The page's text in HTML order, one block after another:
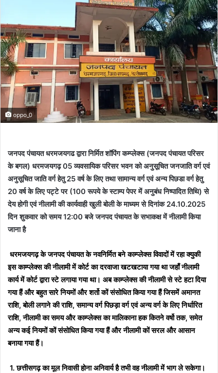
oppo_0
जनपद पंचायत धरमजयगढ द्वारा निर्मित शॉपिंग कम्प्लेक्स (जनपद पंचायत परिसर
के बगल) धरमजयगढ़ 05 व्यवसायिक परिसर भवन को अनुसूचित जनजाति वर्ग एवं
अनुसूचित जाति वर्ग हेतु 25 वर्ष के लिए तथा सामान्य वर्ग एवं अन्य पिछडा वर्ग हेतु
20 वर्ष के लिए पट्टे पर (100 रूपये के स्टाम्प पेपर में अनुबंध निष्पादित तिथि) से
देय होगी एवं नीलामी की कार्यवाही खुली बोली के माध्यम से दिनांक 24.10.2025
दिन शुकवार को समय 12:00 बजे जनपद पंचायत के सभाकक्ष में नीलामी किया
जाना है
धरमजयगढ़ के जनपद पंचायत के नवनिर्मित बने काम्प्लेक्स विवादों में रहा क्युकी
इस काम्प्लेक्स की नीलामी में कोर्ट का दरवाजा खटखटाया गया था जहाँ नीलामी
कार्य में कोर्ट द्वारा स्टे लगाया गया था। अब काम्प्लेक्स की नीलामी से स्टे हटा दिया
गया हैं और बहुत सारे नियमों और शर्तो कों संसोधित किया गया हैं जिसमें अमानत
राशि, बोली लगाने की राशि, समान्य वर्ग पिछड़ा वर्ग एवं अन्य वर्ग के लिए निर्धारित
राशि, नीलामी का समय और काम्प्लेक्स का मालिकाना हक कितने वर्षो तक, समेत
अन्य कई नियमों कों संसोधित किया गया हैं और नीलामी कों सरल और आसान
बनाया गया हैं।
1. छत्तीसगढ़ का मूल निवासी होना अनिवार्य है तभी वह नीलामी में भाग ले सकेगा।